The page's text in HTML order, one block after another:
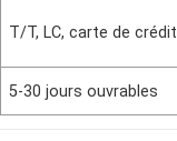
T/T, LC, carte de crédit
5-30 jours ouvrables